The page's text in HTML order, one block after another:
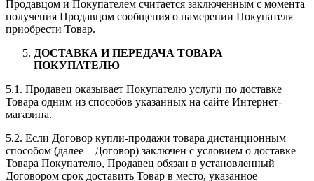
Продавцом и Покупателем считается заключенным с момента
получения Продавцом сообщения о намерении Покупателя
приобрести Товар.
ДОСТАВКА И ПЕРЕДАЧА ТОВАРА
ПОКУПАТЕЛЮ
5.1. Продавец оказывает Покупателю услуги по доставке
Товара одним из способов указанных на сайте Интернет-
магазина.
5.2. Если Договор купли-продажи товара дистанционным
способом (далее – Договор) заключен с условием о доставке
Товара Покупателю, Продавец обязан в установленный
Договором срок доставить Товар в место, указанное